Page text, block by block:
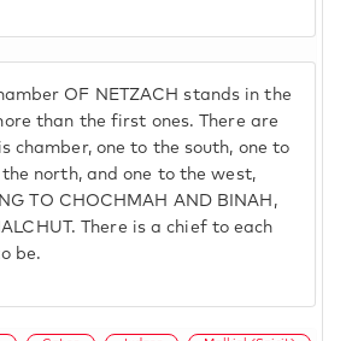
OF NETZACH stands in the
than the first ones. There are
chamber, one to the south, one to
north, and one to the west,
TO CHOCHMAH AND BINAH,
There is a chief to each
be.